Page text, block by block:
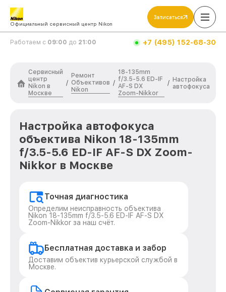
Официальный сервисный центр Nikon
Записаться
Работаем с 09:00 до 21:00 +7 (495) 152-68-30
Сервисный
центр
Nikon в
Москве
/
Ремонт
Объективов
Nikon
/
18-135mm
f/3.5-5.6 ED-IF
AF-S DX
Zoom-Nikkor
/ Настройка
автофокуса
Настройка автофокуса
объектива Nikon 18-135mm
f/3.5-5.6 ED-IF AF-S DX Zoom-
Nikkor в Москве
Точная диагностика
Определим неисправность объектива
Nikon 18-135mm f/3.5-5.6 ED-IF AF-S DX
Zoom-Nikkor за наш счёт.
Бесплатная доставка и забор
Доставим объектив курьерской службой в
Москве.